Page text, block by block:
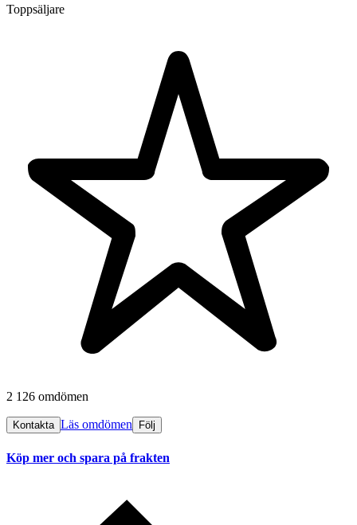
Toppsäljare
2 126 omdömen
Kontakta Läs omdömen Följ
Köp mer och spara på frakten